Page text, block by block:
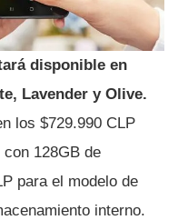
disponible en
Lavender y Olive.
los $729.990 CLP
128GB de
para el modelo de
interno.